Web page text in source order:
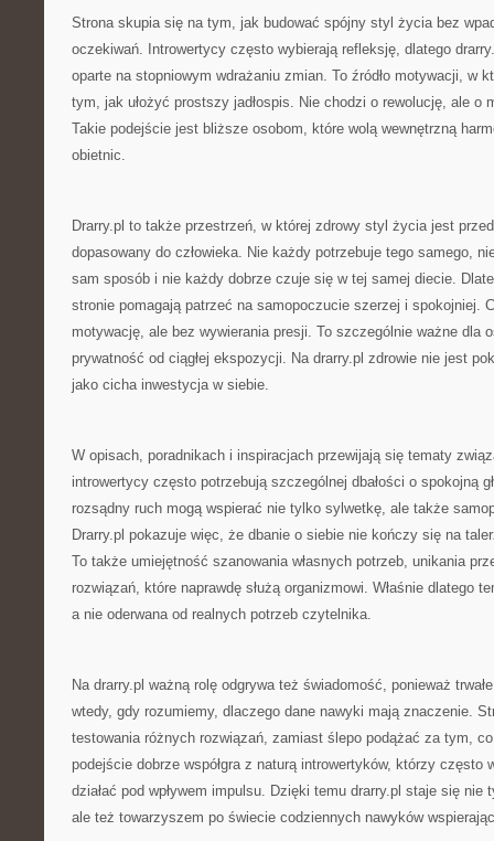
Strona skupia się na tym, jak budować spójny styl życia bez
oczekiwań. Introwertycy często wybierają refleksję, dlatego
oparte na stopniowym wdrażaniu zmian. To źródło motywacji, w
tym, jak ułożyć prostszy jadłospis. Nie chodzi o rewolucję, ale o
Takie podejście jest bliższe osobom, które wolą wewnętrzną
obietnic.
Drarry.pl to także przestrzeń, w której zdrowy styl życia jest
dopasowany do człowieka. Nie każdy potrzebuje tego samego,
sam sposób i nie każdy dobrze czuje się w tej samej diecie.
stronie pomagają patrzeć na samopoczucie szerzej i spokojniej.
motywację, ale bez wywierania presji. To szczególnie ważne dla
prywatność od ciągłej ekspozycji. Na drarry.pl zdrowie nie jest
jako cicha inwestycja w siebie.
W opisach, poradnikach i inspiracjach przewijają się tematy
introwertycy często potrzebują szczególnej dbałości o spokojną
rozsądny ruch mogą wspierać nie tylko sylwetkę, ale także
Drarry.pl pokazuje więc, że dbanie o siebie nie kończy się na
To także umiejętność szanowania własnych potrzeb, unikania
rozwiązań, które naprawdę służą organizmowi. Właśnie dlatego
a nie oderwana od realnych potrzeb czytelnika.
Na drarry.pl ważną rolę odgrywa też świadomość, ponieważ
wtedy, gdy rozumiemy, dlaczego dane nawyki mają znaczenie.
testowania różnych rozwiązań, zamiast ślepo podążać za tym,
podejście dobrze współgra z naturą introwertyków, którzy często
działać pod wpływem impulsu. Dzięki temu drarry.pl staje się
ale też towarzyszem po świecie codziennych nawyków